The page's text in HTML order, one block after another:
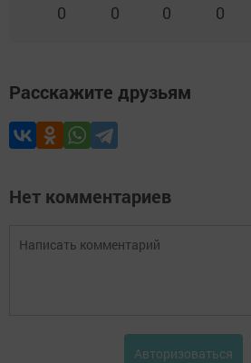
0 0 0 0
Расскажите друзьям
Нет комментариев
Авторизоваться